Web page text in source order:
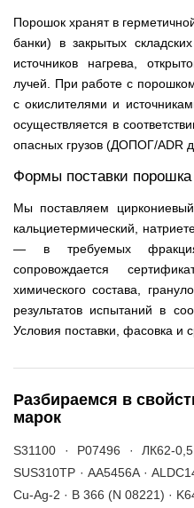
Порошок хранят в
банки) в закрытых
источников нагрева,
лучей. При работе с
с окислителями и
осуществляется в
опасных грузов (ДОПОГ/ADR
Формы поставки порошка
Мы поставляем
кальциетермический,
— в требуемых
сопровождается
химического состава,
результатов испытаний в
Условия поставки, фасовка и
Разбираемся в
марок
S31100 · P07496 · ЛК62-
SUS310TP · AA5456A ·
Cu-Ag-2 · B 366 (N 08221) ·